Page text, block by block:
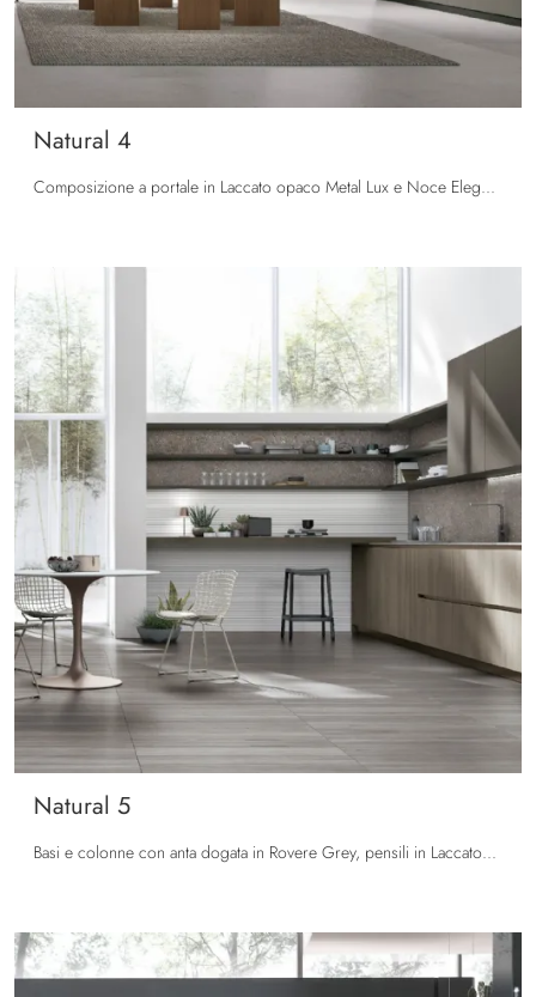
Natural 4
Composizione a portale in Laccato opaco Metal Lux e Noce Elegant Cannettato, top Fenix Nero Ingo. Colonne in Noce Elegant liscio. Ante vetro ...
Natural 5
Basi e colonne con anta dogata in Rovere Grey, pensili in Laccato opaco Metal Lux. Top e schienale Neolith® Wulong. Gola e zoccolo finitura Bronzo.